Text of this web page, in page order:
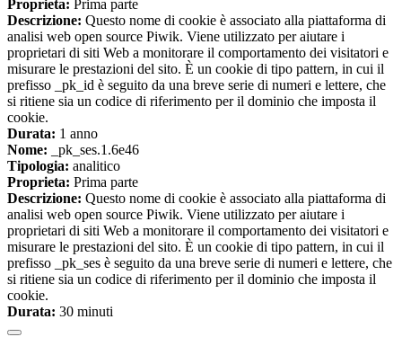
Proprieta: Prima parte
Descrizione: Questo nome di cookie è associato alla piattaforma di
analisi web open source Piwik. Viene utilizzato per aiutare i
proprietari di siti Web a monitorare il comportamento dei visitatori e
misurare le prestazioni del sito. È un cookie di tipo pattern, in cui il
prefisso _pk_id è seguito da una breve serie di numeri e lettere, che
si ritiene sia un codice di riferimento per il dominio che imposta il
cookie.
Durata: 1 anno
Nome: _pk_ses.1.6e46
Tipologia: analitico
Proprieta: Prima parte
Descrizione: Questo nome di cookie è associato alla piattaforma di
analisi web open source Piwik. Viene utilizzato per aiutare i
proprietari di siti Web a monitorare il comportamento dei visitatori e
misurare le prestazioni del sito. È un cookie di tipo pattern, in cui il
prefisso _pk_ses è seguito da una breve serie di numeri e lettere, che
si ritiene sia un codice di riferimento per il dominio che imposta il
cookie.
Durata: 30 minuti